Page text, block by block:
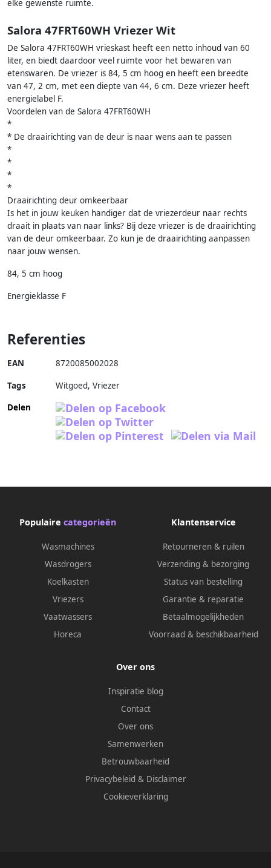
elke gewenste ruimte.
Salora 47FRT60WH Vriezer Wit
De Salora 47FRT60WH vrieskast heeft een netto inhoud van 60
liter, en biedt daardoor veel ruimte voor het bewaren van
etenswaren. De vriezer is 84, 5 cm hoog en heeft een breedte
van 47, 2 cm, met een diepte van 44, 6 cm. Deze vriezer heeft
energielabel F.
Voordelen van de Salora 47FRT60WH
*
* De draairichting van de deur is naar wens aan te passen
*
*
*
*
Draairichting deur omkeerbaar
Is het in jouw keuken handiger dat de vriezerdeur naar rechts
draait in plaats van naar links? Bij deze vriezer is de draairichting
van de deur omkeerbaar. Zo kun je de draairichting aanpassen
naar jouw wensen.
84, 5 cm hoog
Energieklasse F
Referenties
EAN 8720085002028
Tags
Witgoed, Vriezer
Delen
Populaire categorieën
Wasmachines
Wasdrogers
Koelkasten
Vriezers
Vaatwassers
Horeca
Klantenservice
Retourneren & ruilen
Verzending & bezorging
Status van bestelling
Garantie & reparatie
Betaalmogelijkheden
Voorraad & beschikbaarheid
Over ons
Inspiratie blog
Contact
Over ons
Samenwerken
Betrouwbaarheid
Privacybeleid & Disclaimer
Cookieverklaring